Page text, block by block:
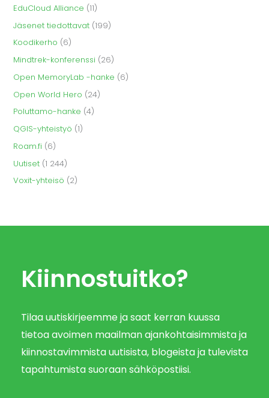
EduCloud Alliance (11)
Jäsenet tiedottavat (199)
Koodikerho (6)
Mindtrek-konferenssi (26)
Open MemoryLab -hanke (6)
Open World Hero (24)
Poluttamo-hanke (4)
QGIS-yhteistyö (1)
Roam.fi (6)
Uutiset (1 244)
Voxit-yhteisö (2)
Kiinnostuitko?
Tilaa uutiskirjeemme ja saat kerran kuussa
tietoa avoimen maailman ajankohtaisimmista ja
kiinnostavimmista uutisista, blogeista ja tulevista
tapahtumista suoraan sähköpostiisi.